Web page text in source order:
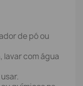
de pó ou
lavar com água